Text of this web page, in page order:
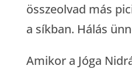
összeolvad más
a síkban. Hálás
Amikor a Jóga